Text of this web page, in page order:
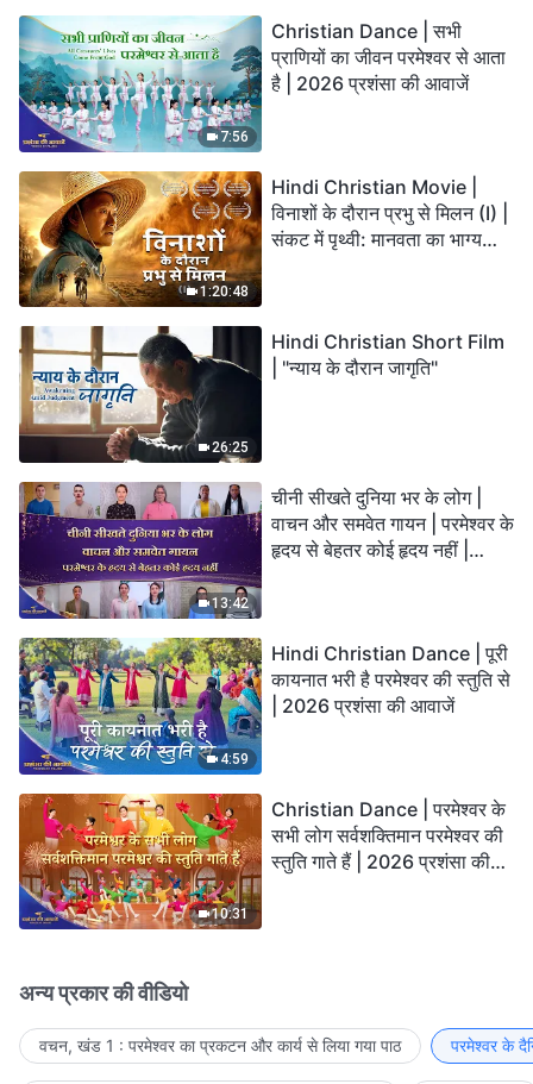
7:56
Christian Dance | सभी
प्राणियों का जीवन परमेश्वर से आता
है | 2026 प्रशंसा की आवाजें
1:20:48
Hindi Christian Movie |
विनाशों के दौरान प्रभु से मिलन (I) |
संकट में पृथ्वी: मानवता का भाग्य
26:25
Hindi Christian Short Film
| "न्याय के दौरान जागृति"
13:42
चीनी सीखते दुनिया भर के लोग |
वाचन और समवेत गायन | परमेश्वर के
हृदय से बेहतर कोई हृदय नहीं |
4:59
Hindi Christian Dance | पूरी
कायनात भरी है परमेश्वर की स्तुति से
| 2026 प्रशंसा की आवाजें
10:31
Christian Dance | परमेश्वर के
सभी लोग सर्वशक्तिमान परमेश्वर की
स्तुति गाते हैं | 2026 प्रशंसा की
अन्य प्रकार की वीडियो
वचन, खंड 1 : परमेश्वर का प्रकटन और कार्य से लिया गया पाठ परमेश्वर के